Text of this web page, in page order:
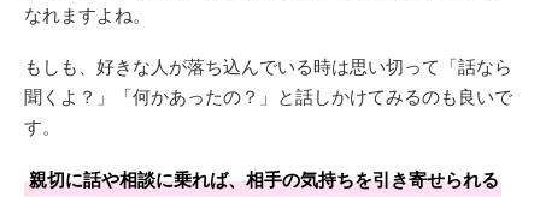
なれますよね。
もしも、好きな人が落ち込んでいる時は思い切って「話なら
聞くよ？」「何かあったの？」と話しかけてみるのも良いで
す。
親切に話や相談に乗れば、相手の気持ちを引き寄せられる